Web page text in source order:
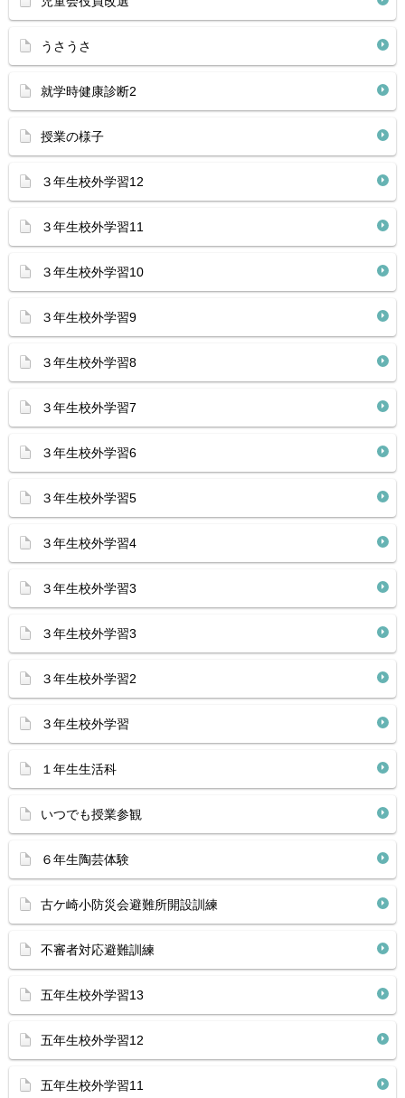
うさうさ
就学時健康診断2
授業の様子
３年生校外学習12
３年生校外学習11
３年生校外学習10
３年生校外学習9
３年生校外学習8
３年生校外学習7
３年生校外学習6
３年生校外学習5
３年生校外学習4
３年生校外学習3
３年生校外学習3
３年生校外学習2
３年生校外学習
１年生生活科
いつでも授業参観
６年生陶芸体験
古ケ崎小防災会避難所開設訓練
不審者対応避難訓練
五年生校外学習13
五年生校外学習12
五年生校外学習11